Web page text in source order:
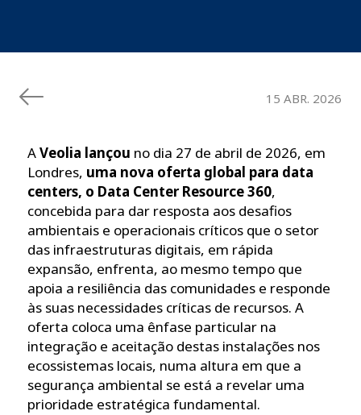
15 ABR. 2026
AVeolia lançou no dia 27 de abril de 2026, em
Londres, uma nova oferta global para data
centers, o Data Center Resource 360,
concebida para dar resposta aos desafios
ambientais e operacionais críticos que o setor
das infraestruturas digitais, em rápida
expansão, enfrenta, ao mesmo tempo que
apoia a resiliência das comunidades e responde
às suas necessidades críticas de recursos. A
oferta coloca uma ênfase particular na
integração e aceitação destas instalações nos
ecossistemas locais, numa altura em que a
segurança ambiental se está a revelar uma
prioridade estratégica fundamental.